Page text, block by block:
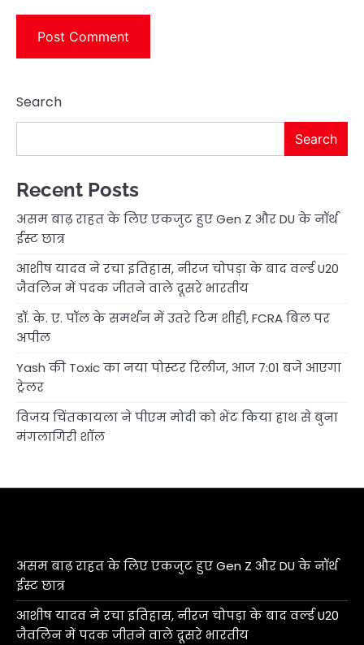
Search
Search
Recent Posts
असम बाढ़ राहत के लिए एकजुट हुए Gen Z और DU के नॉर्थ
ईस्ट छात्र
आशीष यादव ने रचा इतिहास, नीरज चोपड़ा के बाद वर्ल्ड U20
जैवलिन में पदक जीतने वाले दूसरे भारतीय
डॉ. के. ए. पॉल के समर्थन में उतरे टिम शीही, FCRA बिल पर
अपील
Yash की Toxic का नया पोस्टर रिलीज, आज 7:01 बजे आएगा
ट्रेलर
विजय चिंतकायला ने पीएम मोदी को भेंट किया हाथ से बुना
मंगलागिरी शॉल
असम बाढ़ राहत के लिए एकजुट हुए Gen Z और DU के नॉर्थ
ईस्ट छात्र
आशीष यादव ने रचा इतिहास, नीरज चोपड़ा के बाद वर्ल्ड U20
जैवलिन में पदक जीतने वाले दूसरे भारतीय